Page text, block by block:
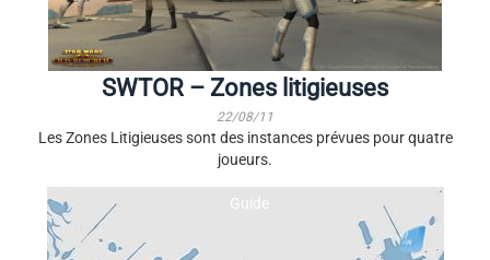
SWTOR – Zones litigieuses
22/08/11
Les Zones Litigieuses sont des instances prévues pour quatre
joueurs.
Guide